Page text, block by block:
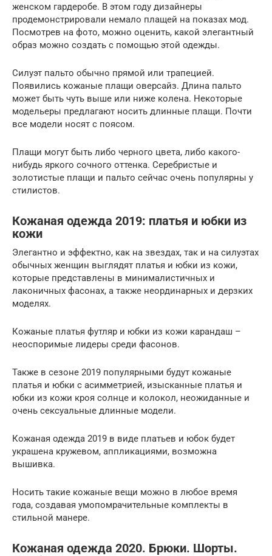
женском гардеробе. В этом году дизайнеры
продемонстрировали немало плащей на показах мод.
Посмотрев на фото, можно оценить, какой элегантный
образ можно создать с помощью этой одежды.
Силуэт пальто обычно прямой или трапецией.
Появились кожаные плащи оверсайз. Длина пальто
может быть чуть выше или ниже колена. Некоторые
модельеры предлагают носить длинные плащи. Почти
все модели носят с поясом.
Плащи могут быть либо черного цвета, либо какого-
нибудь яркого сочного оттенка. Серебристые и
золотистые плащи и пальто сейчас очень популярны у
стилистов.
Кожаная одежда 2019: платья и юбки из
кожи
Элегантно и эффектно, как на звездах, так и на силуэтах
обычных женщин выглядят платья и юбки из кожи,
которые представлены в минималистичных и
лаконичных фасонах, а также неординарных и дерзких
моделях.
Кожаные платья футляр и юбки из кожи карандаш –
неоспоримые лидеры среди фасонов.
Также в сезоне 2019 популярными будут кожаные
платья и юбки с асимметрией, изысканные платья и
юбки из кожи кроя солнце и колокол, неожиданные и
очень сексуальные длинные модели.
Кожаная одежда 2019 в виде платьев и юбок будет
украшена кружевом, аппликациями, возможна
вышивка.
Носить такие кожаные вещи можно в любое время
года, создавая умопомрачительные комплекты в
стильной манере.
Кожаная одежда 2020. Брюки. Шорты.